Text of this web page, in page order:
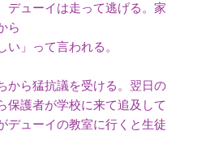
デューイは走って逃げる。家
ら
い」って言われる。
から猛抗議を受ける。翌日の
保護者が学校に来て追及して
デューイの教室に行くと生徒